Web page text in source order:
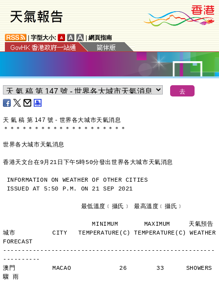
字型大小: 網頁指南
天 氣 稿 第 147 號 - 世界各大城市天氣消息
＊ ＊ ＊ ＊ ＊ ＊ ＊ ＊ ＊ ＊ ＊ ＊ ＊ ＊ ＊ ＊ ＊ ＊ ＊ ＊
世界各大城市天氣消息
香港天文台在9月21日下午5時50分發出世界各大城市天氣消息
INFORMATION ON WEATHER OF OTHER CITIES
ISSUED AT 5:50 P.M. ON 21 SEP 2021
                     最低溫度﹝攝氏﹞ 最高溫度﹝攝氏﹞
                        MINIMUM       MAXIMUM     天氣預告
城市          CITY   TEMPERATURE(C) TEMPERATURE(C) WEATHER
FORECAST
---------------------------------------------------------
----------
澳門          MACAO             26        33      SHOWERS
驟 雨